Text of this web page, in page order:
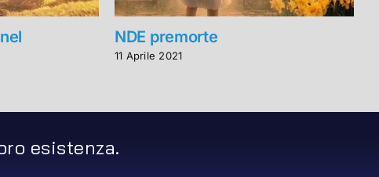
NDE premorte
11 Aprile 2021
esistenza.